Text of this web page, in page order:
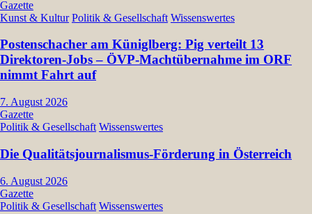
Gazette
Kunst & Kultur Politik & Gesellschaft Wissenswertes
Postenschacher am Küniglberg: Pig verteilt 13
Direktoren-Jobs – ÖVP-Machtübernahme im ORF
nimmt Fahrt auf
7. August 2026
Gazette
Politik & Gesellschaft Wissenswertes
Die Qualitätsjournalismus-Förderung in Österreich
6. August 2026
Gazette
Politik & Gesellschaft Wissenswertes